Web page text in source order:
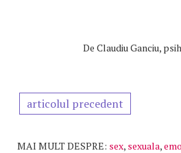
De Claudiu Ganciu,
articolul precedent
MAI MULT DESPRE: sex, sexuala,